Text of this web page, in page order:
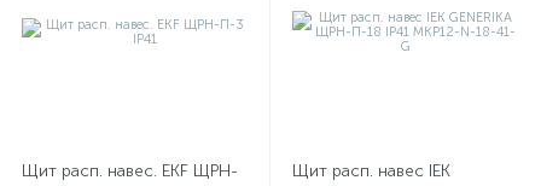
Щит расп. навес. EKF ЩРН-
Щит расп. навес IEK